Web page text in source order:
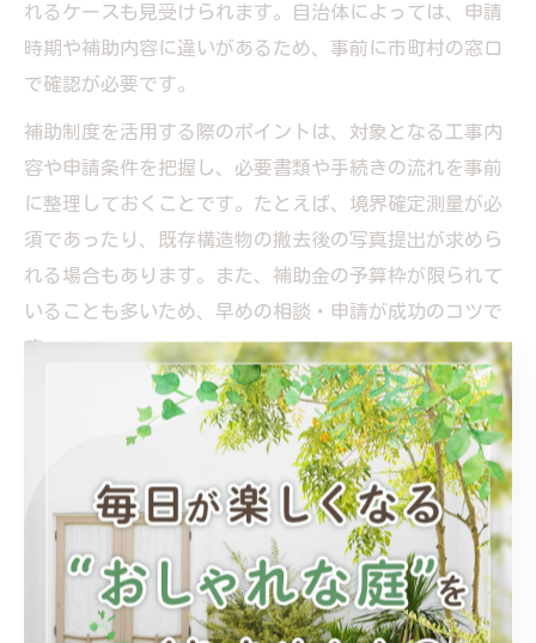
れるケースも見受けられます。自治体によっては、申請
時期や補助内容に違いがあるため、事前に市町村の窓口
で確認が必要です。
補助制度を活用する際のポイントは、対象となる工事内
容や申請条件を把握し、必要書類や手続きの流れを事前
に整理しておくことです。たとえば、境界確定測量が必
須であったり、既存構造物の撤去後の写真提出が求めら
れる場合もあります。また、補助金の予算枠が限られて
いることも多いため、早めの相談・申請が成功のコツで
す。
過去の利用者の声として「行政の補助を受けて費用負担
が大きく軽減できた」「申請手続きに時間がかかった
が、専門家に依頼してスムーズに進められた」といった
実例もあります。特に初めて境界工事を行う方や高齢者
の方には、専門家や行政窓口のサポートを積極的に活用
することをおすすめします。